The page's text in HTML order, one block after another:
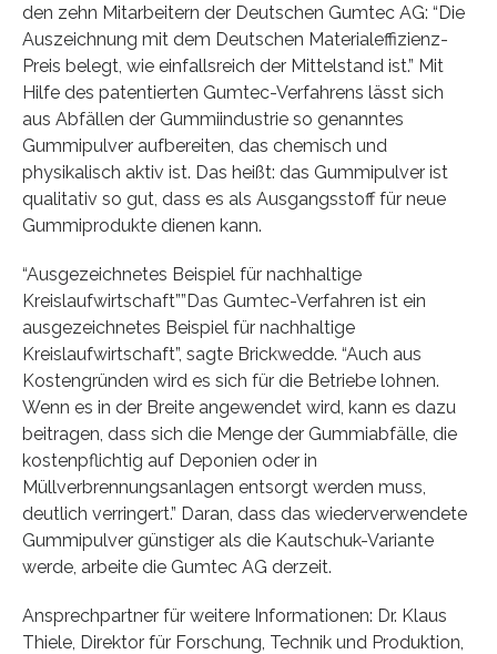
den zehn Mitarbeitern der Deutschen Gumtec AG: “Die
Auszeichnung mit dem Deutschen Materialeffizienz-
Preis belegt, wie einfallsreich der Mittelstand ist.” Mit
Hilfe des patentierten Gumtec-Verfahrens lässt sich
aus Abfällen der Gummiindustrie so genanntes
Gummipulver aufbereiten, das chemisch und
physikalisch aktiv ist. Das heißt: das Gummipulver ist
qualitativ so gut, dass es als Ausgangsstoff für neue
Gummiprodukte dienen kann.
“Ausgezeichnetes Beispiel für nachhaltige
Kreislaufwirtschaft””Das Gumtec-Verfahren ist ein
ausgezeichnetes Beispiel für nachhaltige
Kreislaufwirtschaft”, sagte Brickwedde. “Auch aus
Kostengründen wird es sich für die Betriebe lohnen.
Wenn es in der Breite angewendet wird, kann es dazu
beitragen, dass sich die Menge der Gummiabfälle, die
kostenpflichtig auf Deponien oder in
Müllverbrennungsanlagen entsorgt werden muss,
deutlich verringert.” Daran, dass das wiederverwendete
Gummipulver günstiger als die Kautschuk-Variante
werde, arbeite die Gumtec AG derzeit.
Ansprechpartner für weitere Informationen: Dr. Klaus
Thiele, Direktor für Forschung, Technik und Produktion,